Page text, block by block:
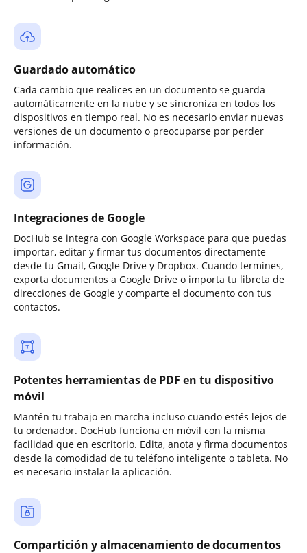
Guardado automático
Cada cambio que realices en un documento se guarda
automáticamente en la nube y se sincroniza en todos los
dispositivos en tiempo real. No es necesario enviar nuevas
versiones de un documento o preocuparse por perder
información.
Integraciones de Google
DocHub se integra con Google Workspace para que puedas
importar, editar y firmar tus documentos directamente
desde tu Gmail, Google Drive y Dropbox. Cuando termines,
exporta documentos a Google Drive o importa tu libreta de
direcciones de Google y comparte el documento con tus
contactos.
Potentes herramientas de PDF en tu dispositivo
móvil
Mantén tu trabajo en marcha incluso cuando estés lejos de
tu ordenador. DocHub funciona en móvil con la misma
facilidad que en escritorio. Edita, anota y firma documentos
desde la comodidad de tu teléfono inteligente o tableta. No
es necesario instalar la aplicación.
Compartición y almacenamiento de documentos